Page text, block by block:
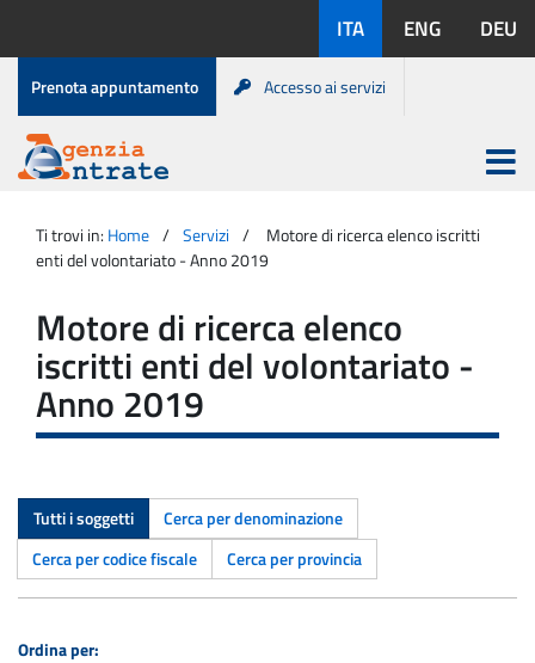
contenuto
disponibili:
ITA ENG DEU
Menu
di
servizio
Prenota appuntamento Accesso ai servizi
Agenzia
Entrate
Apri
menu
principale
Ti trovi in: Home Servizi
Motore di ricerca elenco iscritti
enti del volontariato - Anno 2019
Motore di ricerca elenco
iscritti enti del volontariato -
Anno 2019
Tutti i soggetti
Cerca per denominazione
Cerca per codice fiscale
Cerca per provincia
Ordina per: